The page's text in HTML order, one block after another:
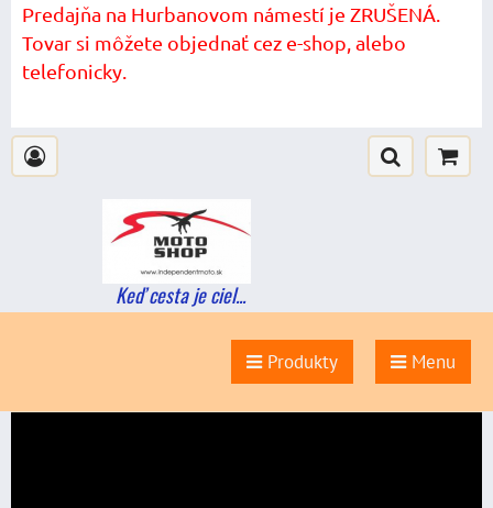
Predajňa na Hurbanovom námestí je ZRUŠENÁ.
Tovar si môžete objednať cez e-shop, alebo
telefonicky.
Keď cesta je ciel...
Produkty Menu